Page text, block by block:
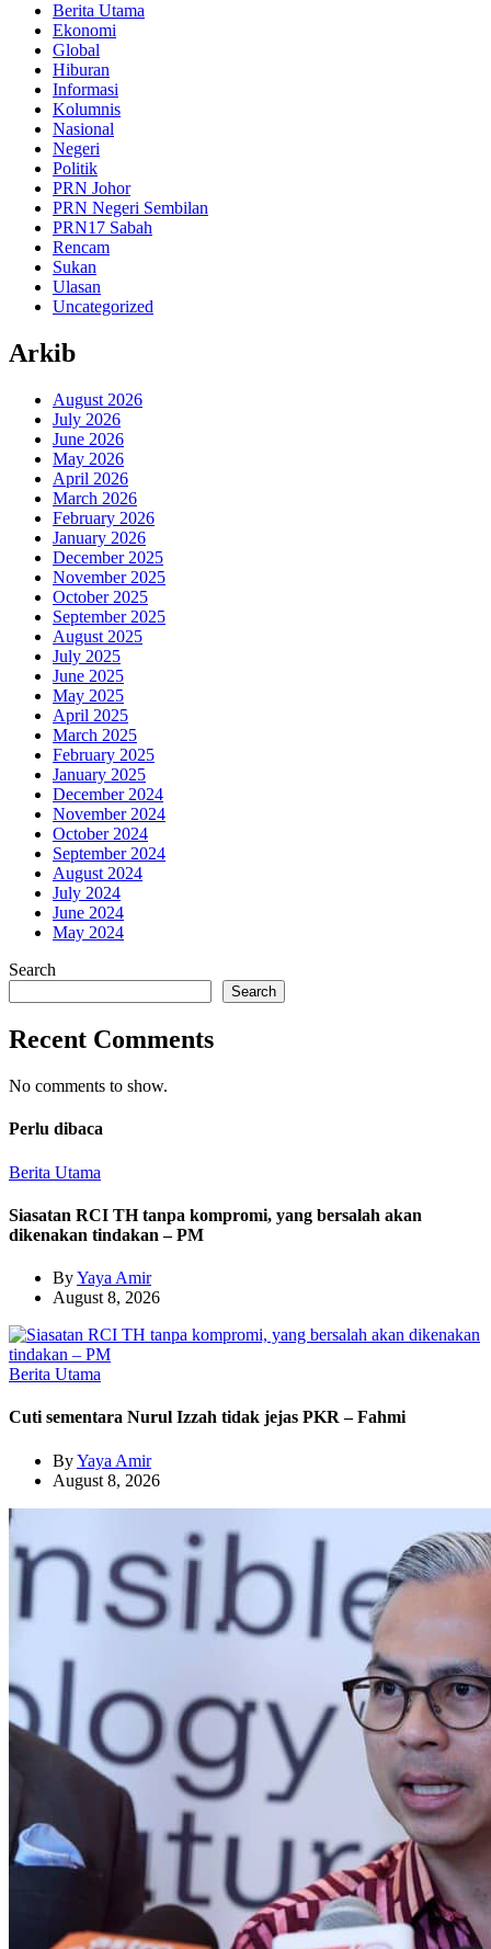
Berita Utama
Ekonomi
Global
Hiburan
Informasi
Kolumnis
Nasional
Negeri
Politik
PRN Johor
PRN Negeri Sembilan
PRN17 Sabah
Rencam
Sukan
Ulasan
Uncategorized
Arkib
August 2026
July 2026
June 2026
May 2026
April 2026
March 2026
February 2026
January 2026
December 2025
November 2025
October 2025
September 2025
August 2025
July 2025
June 2025
May 2025
April 2025
March 2025
February 2025
January 2025
December 2024
November 2024
October 2024
September 2024
August 2024
July 2024
June 2024
May 2024
Search
Search
Recent Comments
No comments to show.
Perlu dibaca
Berita Utama
Siasatan RCI TH tanpa kompromi, yang bersalah akan
dikenakan tindakan – PM
ByYaya Amir
August 8, 2026
Berita Utama
Cuti sementara Nurul Izzah tidak jejas PKR – Fahmi
ByYaya Amir
August 8, 2026